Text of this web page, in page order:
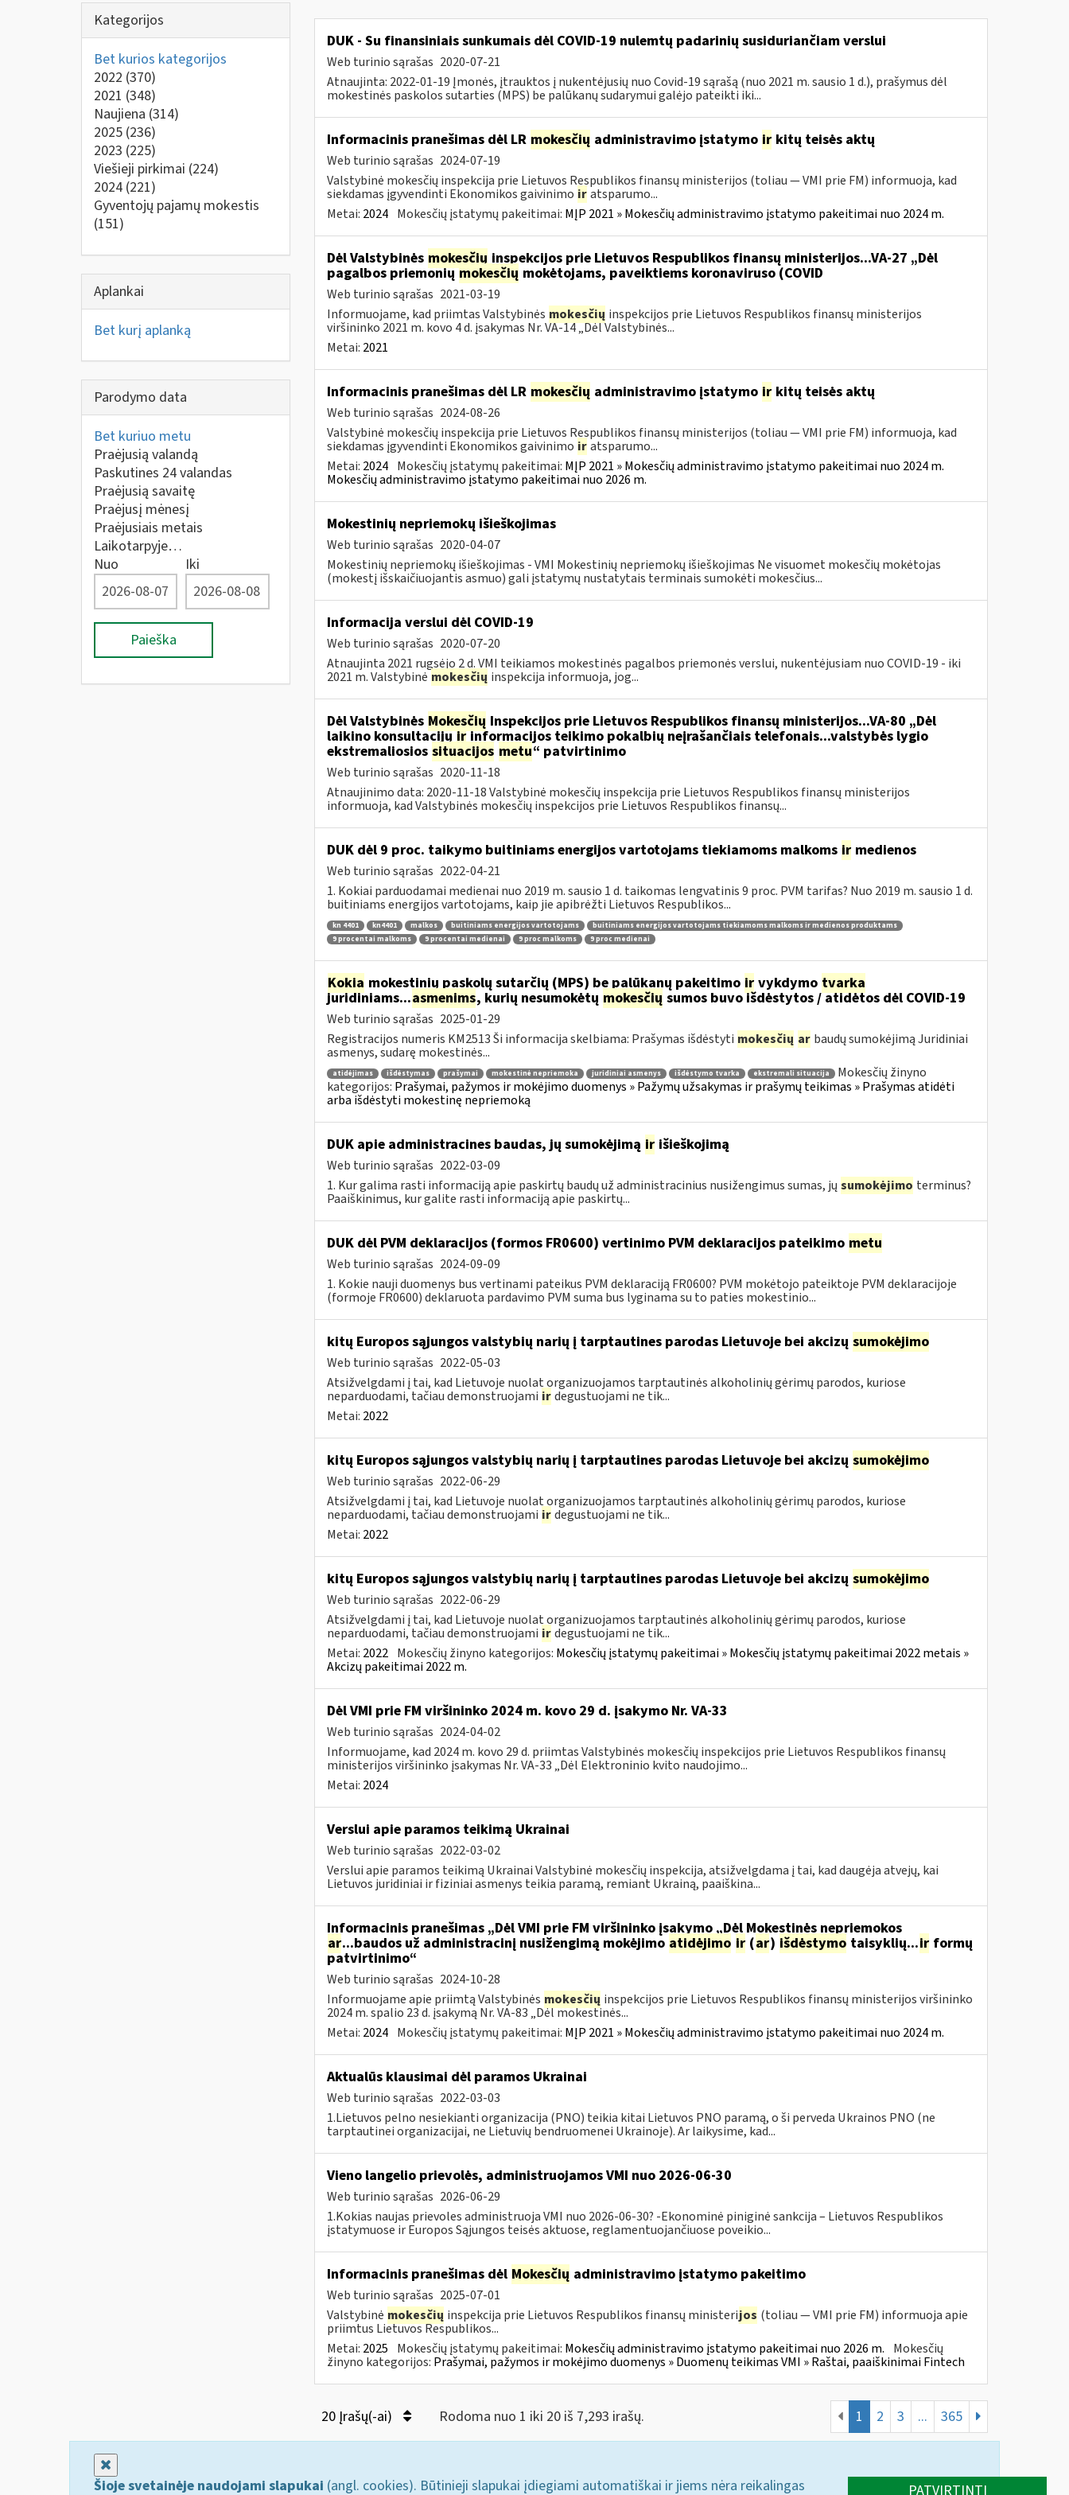
Kategorijos
Bet kurios kategorijos
2022 (370)
2021 (348)
Naujiena (314)
2025 (236)
2023 (225)
Viešieji pirkimai (224)
2024 (221)
Gyventojų pajamų mokestis
(151)
Aplankai
Bet kurį aplanką
Parodymo data
Bet kuriuo metu
Praėjusią valandą
Paskutines 24 valandas
Praėjusią savaitę
Praėjusį mėnesį
Praėjusiais metais
Laikotarpyje…
Nuo
Iki
Paieška
DUK - Su finansiniais sunkumais dėl COVID-19 nulemtų padarinių susiduriančiam verslui
Web turinio sąrašas 2020-07-21
Atnaujinta: 2022-01-19 Įmonės, įtrauktos į nukentėjusių nuo Covid-19 sąrašą (nuo 2021 m. sausio 1 d.), prašymus dėl
mokestinės paskolos sutarties (MPS) be palūkanų sudarymui galėjo pateikti iki...
Informacinis pranešimas dėl LR mokesčių administravimo įstatymo irkitų teisės aktų
Web turinio sąrašas 2024-07-19
Valstybinė mokesčių inspekcija prie Lietuvos Respublikos finansų ministerijos (toliau — VMI prie FM) informuoja, kad
siekdamas įgyvendinti Ekonomikos gaivinimo ir atsparumo...
Metai: 2024 Mokesčių įstatymų pakeitimai: MĮP 2021 » Mokesčių administravimo įstatymo pakeitimai nuo 2024 m.
Dėl Valstybinės mokesčiųinspekcijos prie Lietuvos Respublikos finansų ministerijos...VA-27 „Dėl
pagalbos priemoniųmokesčių mokėtojams, paveiktiems koronaviruso (COVID
Web turinio sąrašas 2021-03-19
Informuojame, kad priimtas Valstybinės mokesčių inspekcijos prie Lietuvos Respublikos finansų ministerijos
viršininko 2021 m. kovo 4 d. įsakymas Nr. VA-14 „Dėl Valstybinės...
Metai: 2021
Informacinis pranešimas dėl LR mokesčių administravimo įstatymo irkitų teisės aktų
Web turinio sąrašas 2024-08-26
Valstybinė mokesčių inspekcija prie Lietuvos Respublikos finansų ministerijos (toliau — VMI prie FM) informuoja, kad
siekdamas įgyvendinti Ekonomikos gaivinimo ir atsparumo...
Metai: 2024 Mokesčių įstatymų pakeitimai: MĮP 2021 » Mokesčių administravimo įstatymo pakeitimai nuo 2024 m.
Mokesčių administravimo įstatymo pakeitimai nuo 2026 m.
Mokestinių nepriemokų išieškojimas
Web turinio sąrašas 2020-04-07
Mokestinių nepriemokų išieškojimas - VMI Mokestinių nepriemokų išieškojimas Ne visuomet mokesčių mokėtojas
(mokestį išskaičiuojantis asmuo) gali įstatymų nustatytais terminais sumokėti mokesčius...
Informacija verslui dėl COVID-19
Web turinio sąrašas 2020-07-20
Atnaujinta 2021 rugsėjo 2 d. VMI teikiamos mokestinės pagalbos priemonės verslui, nukentėjusiam nuo COVID-19 - iki
2021 m. Valstybinė mokesčių inspekcija informuoja, jog...
Dėl Valstybinės Mokesčių Inspekcijos prie Lietuvos Respublikos finansų ministerijos...VA-80 „Dėl
laikino konsultacijųirinformacijos teikimo pokalbių neįrašančiais telefonais...valstybės lygio
ekstremaliosios situacijos metu“ patvirtinimo
Web turinio sąrašas 2020-11-18
Atnaujinimo data: 2020-11-18 Valstybinė mokesčių inspekcija prie Lietuvos Respublikos finansų ministerijos
informuoja, kad Valstybinės mokesčių inspekcijos prie Lietuvos Respublikos finansų...
DUK dėl 9 proc. taikymo buitiniams energijos vartotojams tiekiamoms malkoms irmedienos
Web turinio sąrašas 2022-04-21
1. Kokiai parduodamai medienai nuo 2019 m. sausio 1 d. taikomas lengvatinis 9 proc. PVM tarifas? Nuo 2019 m. sausio 1 d.
buitiniams energijos vartotojams, kaip jie apibrėžti Lietuvos Respublikos...
kn 4401 kn4401 malkos buitiniams energijos vartotojams
buitiniams energijos vartotojams tiekiamoms malkoms ir medienos produktams
9 procentai malkoms
9 procentai medienai 9 proc malkoms 9 proc medienai
Kokia mokestinių paskolų sutarčių (MPS) be palūkanų pakeitimo irvykdymo tvarka
juridiniams...asmenims, kurių nesumokėtų mokesčių sumos buvo išdėstytos / atidėtos dėl COVID-19
Web turinio sąrašas 2025-01-29
Registracijos numeris KM2513 Ši informacija skelbiama: Prašymas išdėstyti mokesčių ar baudų sumokėjimą Juridiniai
asmenys, sudarę mokestinės...
atidėjimas išdėstymas prašymai mokestinė nepriemoka juridiniai asmenys išdėstymo tvarka ekstremali situacija
Mokesčių žinyno
kategorijos: Prašymai, pažymos ir mokėjimo duomenys » Pažymų užsakymas ir prašymų teikimas » Prašymas atidėti
arba išdėstyti mokestinę nepriemoką
DUK apie administracines baudas, jų sumokėjimą irišieškojimą
Web turinio sąrašas 2022-03-09
1. Kur galima rasti informaciją apie paskirtų baudų už administracinius nusižengimus sumas, jų sumokėjimo terminus?
Paaiškinimus, kur galite rasti informaciją apie paskirtų...
DUK dėl PVM deklaracijos (formos FR0600) vertinimo PVM deklaracijos pateikimo metu
Web turinio sąrašas 2024-09-09
1. Kokie nauji duomenys bus vertinami pateikus PVM deklaraciją FR0600? PVM mokėtojo pateiktoje PVM deklaracijoje
(formoje FR0600) deklaruota pardavimo PVM suma bus lyginama su to paties mokestinio...
kitų Europos sąjungos valstybių narių į tarptautines parodas Lietuvoje bei akcizų sumokėjimo
Web turinio sąrašas 2022-05-03
Atsižvelgdami į tai, kad Lietuvoje nuolat organizuojamos tarptautinės alkoholinių gėrimų parodos, kuriose
neparduodami, tačiau demonstruojami ir degustuojami ne tik...
Metai: 2022
kitų Europos sąjungos valstybių narių į tarptautines parodas Lietuvoje bei akcizų sumokėjimo
Web turinio sąrašas 2022-06-29
Atsižvelgdami į tai, kad Lietuvoje nuolat organizuojamos tarptautinės alkoholinių gėrimų parodos, kuriose
neparduodami, tačiau demonstruojami ir degustuojami ne tik...
Metai: 2022
kitų Europos sąjungos valstybių narių į tarptautines parodas Lietuvoje bei akcizų sumokėjimo
Web turinio sąrašas 2022-06-29
Atsižvelgdami į tai, kad Lietuvoje nuolat organizuojamos tarptautinės alkoholinių gėrimų parodos, kuriose
neparduodami, tačiau demonstruojami ir degustuojami ne tik...
Metai: 2022 Mokesčių žinyno kategorijos: Mokesčių įstatymų pakeitimai » Mokesčių įstatymų pakeitimai 2022 metais »
Akcizų pakeitimai 2022 m.
Dėl VMI prie FM viršininko 2024 m. kovo 29 d. įsakymo Nr. VA-33
Web turinio sąrašas 2024-04-02
Informuojame, kad 2024 m. kovo 29 d. priimtas Valstybinės mokesčių inspekcijos prie Lietuvos Respublikos finansų
ministerijos viršininko įsakymas Nr. VA-33 „Dėl Elektroninio kvito naudojimo...
Metai: 2024
Verslui apie paramos teikimą Ukrainai
Web turinio sąrašas 2022-03-02
Verslui apie paramos teikimą Ukrainai Valstybinė mokesčių inspekcija, atsižvelgdama į tai, kad daugėja atvejų, kai
Lietuvos juridiniai ir fiziniai asmenys teikia paramą, remiant Ukrainą, paaiškina...
Informacinis pranešimas „Dėl VMI prie FM viršininko įsakymo „Dėl Mokestinės nepriemokos
ar...baudos už administracinį nusižengimą mokėjimo atidėjimo ir(ar) išdėstymo taisyklių...irformų
patvirtinimo“
Web turinio sąrašas 2024-10-28
Informuojame apie priimtą Valstybinės mokesčių inspekcijos prie Lietuvos Respublikos finansų ministerijos viršininko
2024 m. spalio 23 d. įsakymą Nr. VA-83 „Dėl mokestinės...
Metai: 2024 Mokesčių įstatymų pakeitimai: MĮP 2021 » Mokesčių administravimo įstatymo pakeitimai nuo 2024 m.
Aktualūs klausimai dėl paramos Ukrainai
Web turinio sąrašas 2022-03-03
1.Lietuvos pelno nesiekianti organizacija (PNO) teikia kitai Lietuvos PNO paramą, o ši perveda Ukrainos PNO (ne
tarptautinei organizacijai, ne Lietuvių bendruomenei Ukrainoje). Ar laikysime, kad...
Vieno langelio prievolės, administruojamos VMI nuo 2026-06-30
Web turinio sąrašas 2026-06-29
1.Kokias naujas prievoles administruoja VMI nuo 2026-06-30? -Ekonominė piniginė sankcija – Lietuvos Respublikos
įstatymuose ir Europos Sąjungos teisės aktuose, reglamentuojančiuose poveikio...
Informacinis pranešimas dėl Mokesčių administravimo įstatymo pakeitimo
Web turinio sąrašas 2025-07-01
Valstybinė mokesčių inspekcija prie Lietuvos Respublikos finansų ministerijos (toliau — VMI prie FM) informuoja apie
priimtus Lietuvos Respublikos...
Metai: 2025 Mokesčių įstatymų pakeitimai: Mokesčių administravimo įstatymo pakeitimai nuo 2026 m. Mokesčių
žinyno kategorijos: Prašymai, pažymos ir mokėjimo duomenys » Duomenų teikimas VMI » Raštai, paaiškinimai Fintech
20 Įrašų(-ai) Rodoma nuo 1 iki 20 iš 7,293 irašų. 1 2 3 ... 365
Šioje svetainėje naudojami slapukai (angl. cookies). Būtinieji slapukai įdiegiami automatiškai ir jiems nėra reikalingas PATVIRTINTI